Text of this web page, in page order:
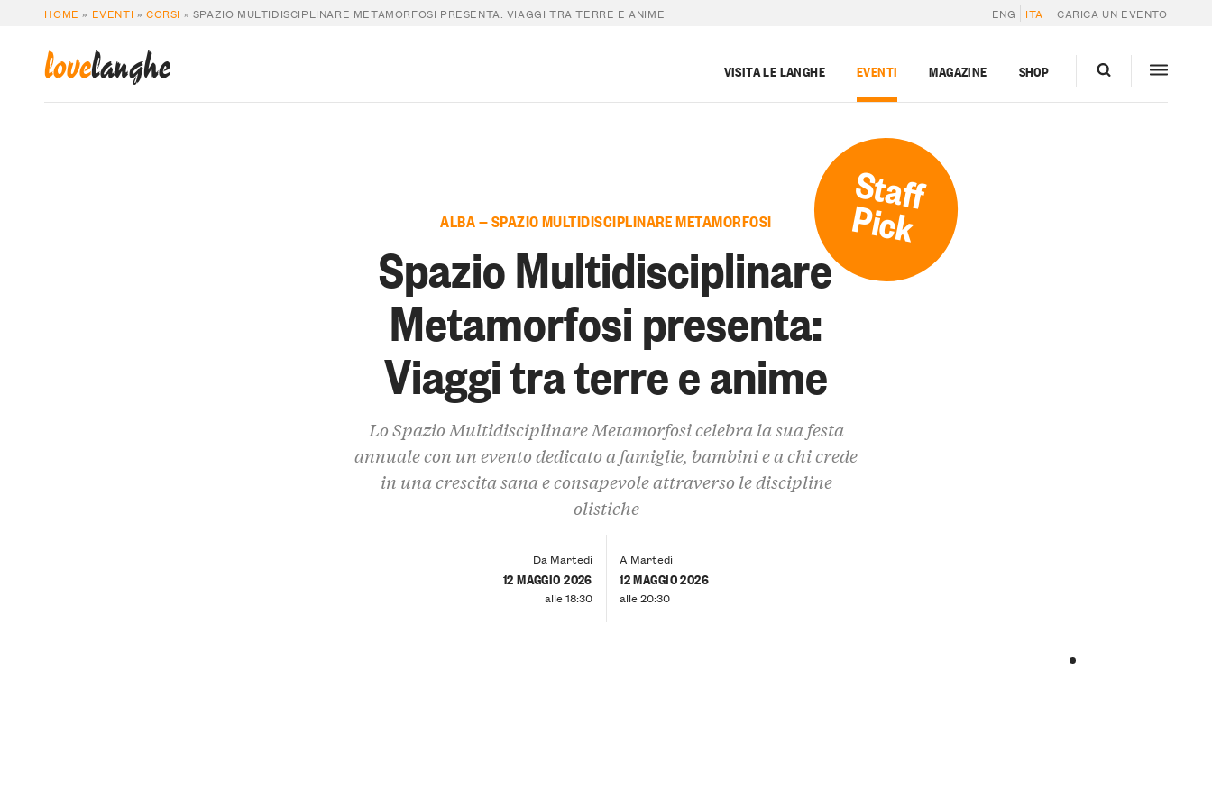
HOME » EVENTI »CORSI » SPAZIO MULTIDISCIPLINARE METAMORFOSI PRESENTA: VIAGGI TRA TERRE E ANIME ENG ITA CARICA UN EVENTO
lovelanghe VISITA LE LANGHE EVENTI MAGAZINE SHOP
Staff
Pick
ALBA — SPAZIO MULTIDISCIPLINARE METAMORFOSI
Spazio Multidisciplinare
Metamorfosi presenta:
Viaggi tra terre e anime
Lo Spazio Multidisciplinare Metamorfosi celebra la sua festa
annuale con un evento dedicato a famiglie, bambini e a chi crede
in una crescita sana e consapevole attraverso le discipline
olistiche
Da Martedì
12 MAGGIO 2026
alle 18:30
A Martedì
12 MAGGIO 2026
alle 20:30